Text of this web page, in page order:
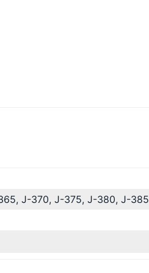
J-370, J-375, J-380, J-385